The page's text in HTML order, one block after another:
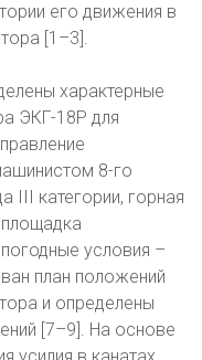
его движения в
[1–3].
характерные
ЭКГ-18Р для
8-го
III категории, горная
условия –
план положений
и определены
[7–9]. На основе